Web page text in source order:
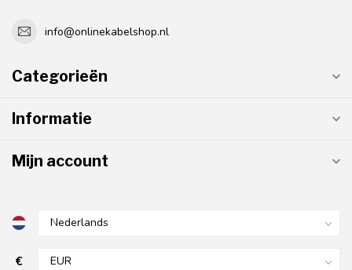
info@onlinekabelshop.nl
Categorieën
Informatie
Mijn account
€